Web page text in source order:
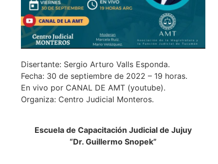
Disertante: Sergio Arturo Valls Esponda.
Fecha: 30 de septiembre de 2022 – 19 horas.
En vivo por CANAL DE AMT (youtube).
Organiza: Centro Judicial Monteros.
Escuela de Capacitación Judicial de Jujuy
“Dr. Guillermo Snopek”